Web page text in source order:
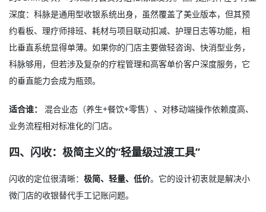
深度：科脉是通用型收银系统出身，虽然覆盖了美业版本，但其预
约看板、理疗师排班、耗材与项目联动扣减、护理日志等功能，相
比垂直系统显得单薄。如果你的门店主要做轻咨询、快消型业务，
科脉够用，但若涉及复杂的疗程管理和高客单价客户深度服务，它
的垂直能力会成为瓶颈。
适合谁：
混合业态（养生+餐饮+零售）、对移动端操作依赖度高、
业务流程相对标准化的门店。
四、闪收：极简主义的“轻量级过渡工具”
闪收的定位很清晰： 极简、轻量、低价。它的设计初衷就是解决小
微门店的收银替代手工记账问题。